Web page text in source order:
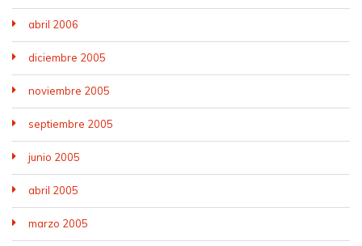
abril 2006
diciembre 2005
noviembre 2005
septiembre 2005
junio 2005
abril 2005
marzo 2005